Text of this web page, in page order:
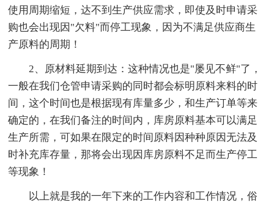
使用周期缩短，达不到生产供应需求，即使及时申请采
购也会出现因"欠料"而停工现象，因为不满足供应商生
产原料的周期！
2、原材料延期到达：这种情况也是"屡见不鲜"了，
一般在我们仓管申请采购的同时都会标明原料来料的时
间，这个时间也是根据现有库量多少，和生产订单等来
确定的，在我们备注的时间内，库房原料基本可以满足
生产所需，可如果在限定的时间原料因种种原因无法及
时补充库存量，那将会出现因库房原料不足而生产停工
等现象！
以上就是我的一年下来的工作内容和工作情况，俗